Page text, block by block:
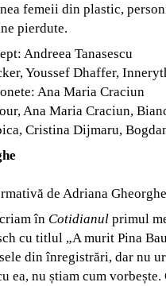
femeii din plastic,
pierdute.
Andreea Tanasescu
Youssef Dhaffer,
Ana Maria Craciun
Ana Maria Craciun,
Cristina Dijmaru,
de Adriana
în Cotidianul primul
cu titlul „A murit Pina
din înregistrări, dar nu
ea, nu știam cum vorbește.